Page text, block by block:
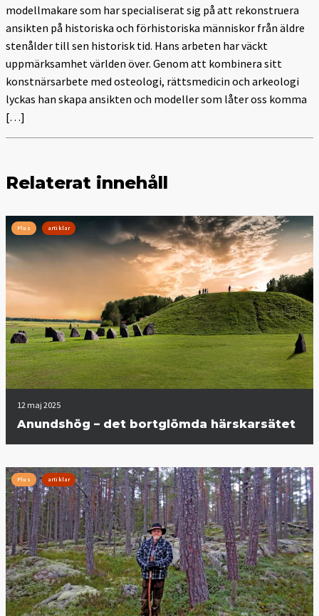
modellmakare som har specialiserat sig på att rekonstruera
ansikten på historiska och förhistoriska människor från äldre
stenålder till sen historisk tid. Hans arbeten har väckt
uppmärksamhet världen över. Genom att kombinera sitt
konstnärsarbete med osteologi, rättsmedicin och arkeologi
lyckas han skapa ansikten och modeller som låter oss komma
[…]
Relaterat innehåll
Plus artiklar
12 maj 2025
Anundshög – det bortglömda härskarsätet
Plus artiklar